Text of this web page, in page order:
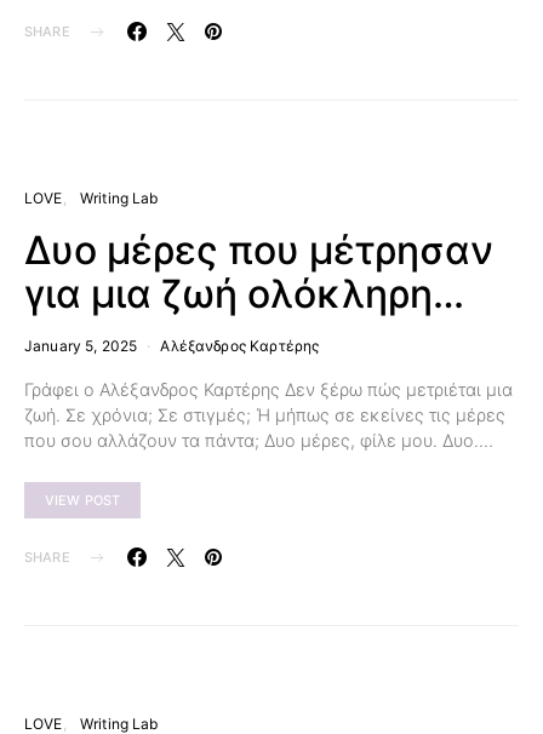
SHARE
LOVE Writing Lab
Δυο μέρες που μέτρησαν
για μια ζωή ολόκληρη…
January 5, 2025 Αλέξανδρος Καρτέρης
Γράφει ο Αλέξανδρος Καρτέρης Δεν ξέρω πώς μετριέται μια
ζωή. Σε χρόνια; Σε στιγμές; Ή μήπως σε εκείνες τις μέρες
που σου αλλάζουν τα πάντα; Δυο μέρες, φίλε μου. Δυο.…
VIEW POST
SHARE
LOVE Writing Lab